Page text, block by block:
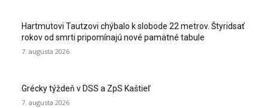
Hartmutovi Tautzovi chýbalo k slobode 22 metrov. Štyridsať
rokov od smrti pripomínajú nové pamätné tabule
7. augusta 2026
Grécky týždeň v DSS a ZpS Kaštieľ
7. augusta 2026